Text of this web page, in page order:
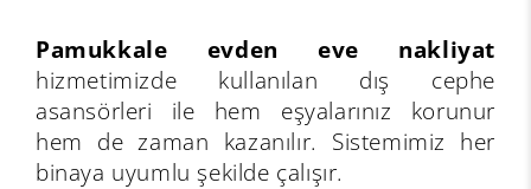
Pamukkale evden eve nakliyat
hizmetimizde kullanılan dış cephe
asansörleri ile hem eşyalarınız korunur
hem de zaman kazanılır. Sistemimiz her
binaya uyumlu şekilde çalışır.